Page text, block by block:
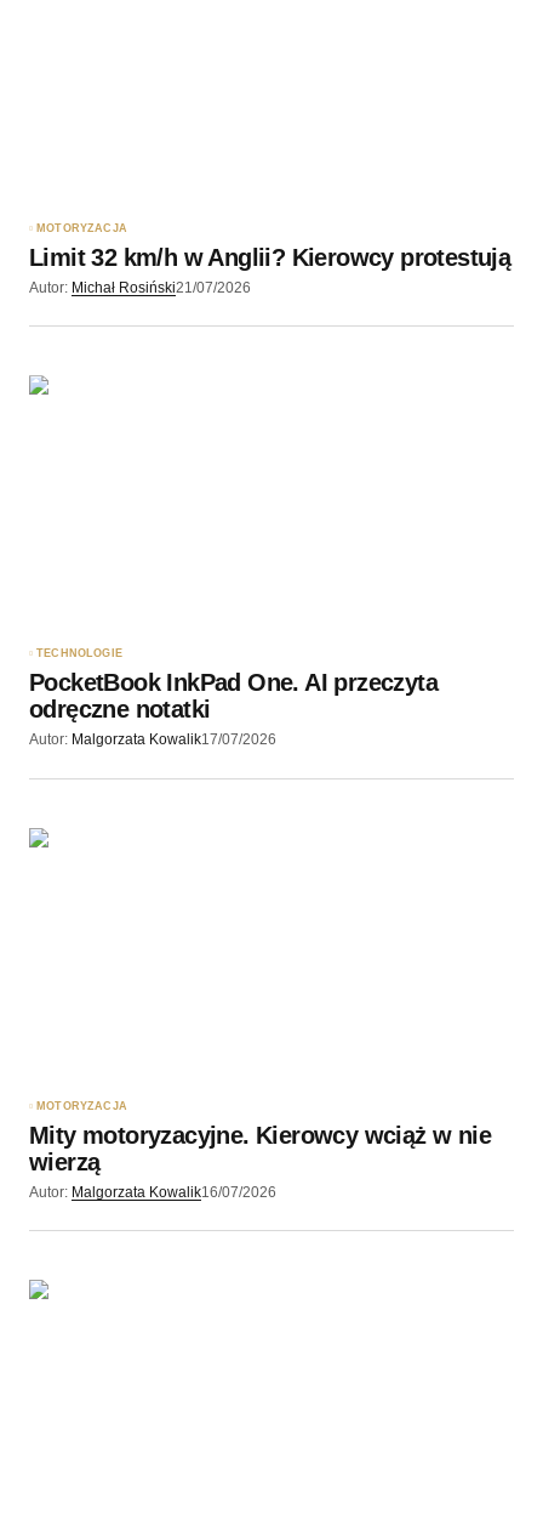
Wyślij komentarz
MOTORYZACJA
Limit 32 km/h w Anglii? Kierowcy protestują
Autor: Michał Rosiński21/07/2026
TECHNOLOGIE
PocketBook InkPad One. AI przeczyta
odręczne notatki
Autor: Malgorzata Kowalik17/07/2026
MOTORYZACJA
Mity motoryzacyjne. Kierowcy wciąż w nie
wierzą
Autor: Malgorzata Kowalik16/07/2026